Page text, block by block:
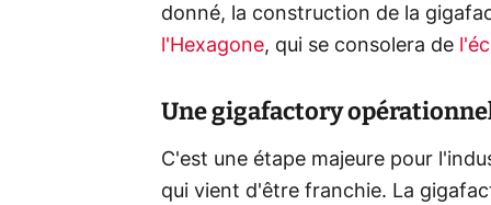
donné, la construction de la
l'Hexagone, qui se consolera de
Une gigafactory
C'est une étape majeure pour
qui vient d'être franchie. La